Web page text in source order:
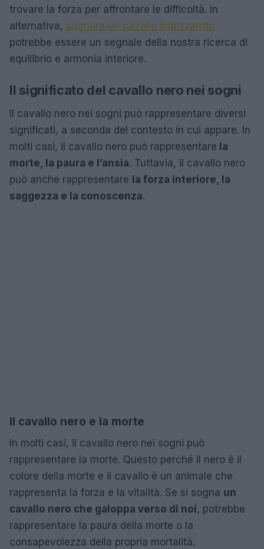
trovare la forza per affrontare le difficoltà. In
alternativa, sognare un cavallo imbizzarrito
potrebbe essere un segnale della nostra ricerca di
equilibrio e armonia interiore.
Il significato del cavallo nero nei sogni
Il cavallo nero nei sogni può rappresentare diversi
significati, a seconda del contesto in cui appare. In
molti casi, il cavallo nero può rappresentare la
morte, la paura e l’ansia. Tuttavia, il cavallo nero
può anche rappresentare la forza interiore, la
saggezza e la conoscenza.
Il cavallo nero e la morte
In molti casi, il cavallo nero nei sogni può
rappresentare la morte. Questo perché il nero è il
colore della morte e il cavallo è un animale che
rappresenta la forza e la vitalità. Se si sogna un
cavallo nero che galoppa verso di noi, potrebbe
rappresentare la paura della morte o la
consapevolezza della propria mortalità.